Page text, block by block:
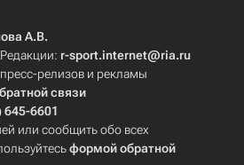
А.В.
r-sport.internet@ria.ru
релизов и рекламы
связи
645-6601
или сообщить обо всех
формой обратной